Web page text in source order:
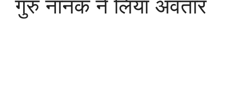
गुरु नानक ने लिया अवतार